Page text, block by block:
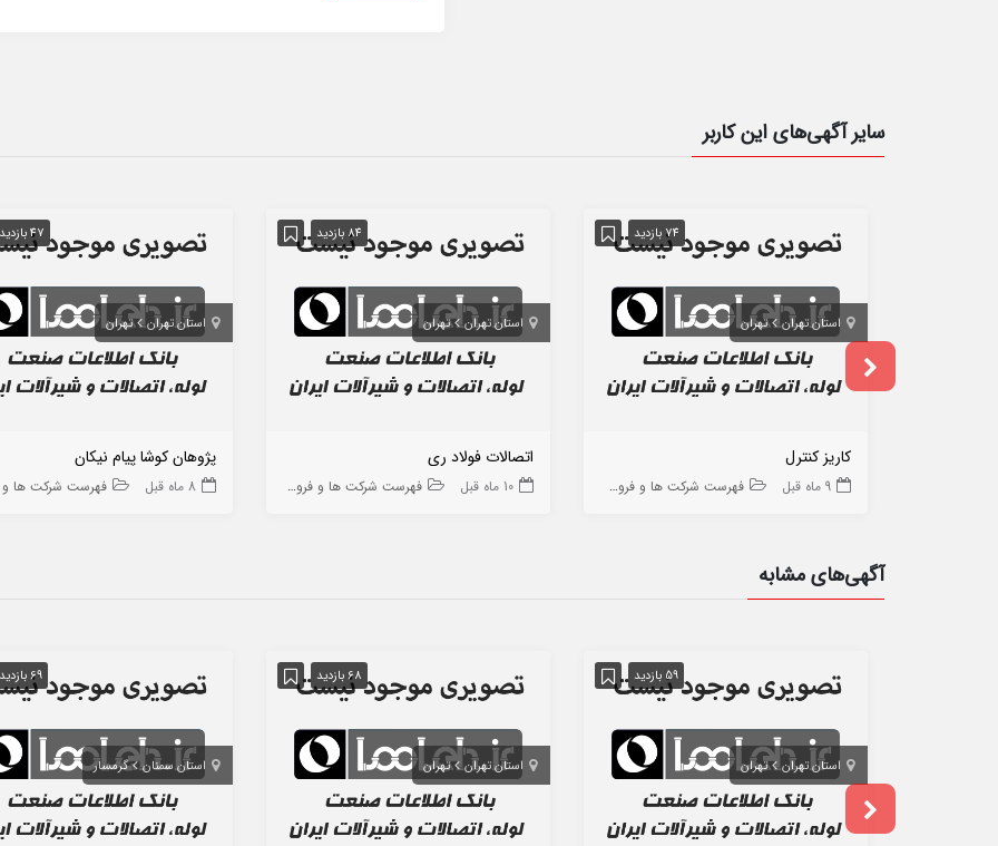
سایر آگهی‌های این کاربر
74 بازدید
استان تهران تهران
کاریز کنترل
9 ماه قبل فهرست شرکت ها و فروشگاه ها
84 بازدید
استان تهران تهران
اتصالات فولاد ری
10 ماه قبل فهرست شرکت ها و فروشگاه ها
47 بازدید
استان تهران تهران
پژوهان کوشا پیام نیکان
8 ماه قبل فهرست شرکت ها و
آگهی‌های مشابه
59 بازدید
استان تهران تهران
68 بازدید
استان تهران تهران
69 بازدید
استان سمنان گرمسار